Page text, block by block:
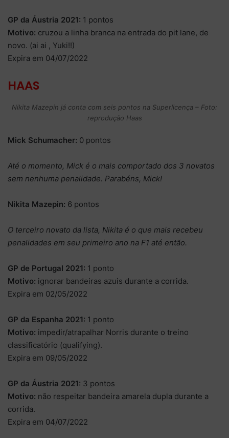
GP da Áustria 2021: 1 pontos
Motivo: cruzou a linha branca na entrada do pit lane, de
novo. (ai ai , Yuki!!)
Expira em 04/07/2022
HAAS
Nikita Mazepin já conta com seis pontos na Superlicença – Foto:
reprodução Haas
Mick Schumacher: 0 pontos
Até o momento, Mick é o mais comportado dos 3 novatos
sem nenhuma penalidade. Parabéns, Mick!
Nikita Mazepin: 6 pontos
O terceiro novato da lista, Nikita é o que mais recebeu
penalidades em seu primeiro ano na F1 até então.
GP de Portugal 2021: 1 ponto
Motivo: ignorar bandeiras azuis durante a corrida.
Expira em 02/05/2022
GP da Espanha 2021: 1 ponto
Motivo: impedir/atrapalhar Norris durante o treino
classificatório (qualifying).
Expira em 09/05/2022
GP da Áustria 2021: 3 pontos
Motivo: não respeitar bandeira amarela dupla durante a
corrida.
Expira em 04/07/2022